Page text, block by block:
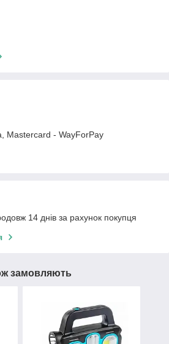
Mastercard - WayForPay
14 днів за рахунок покупця
замовляють